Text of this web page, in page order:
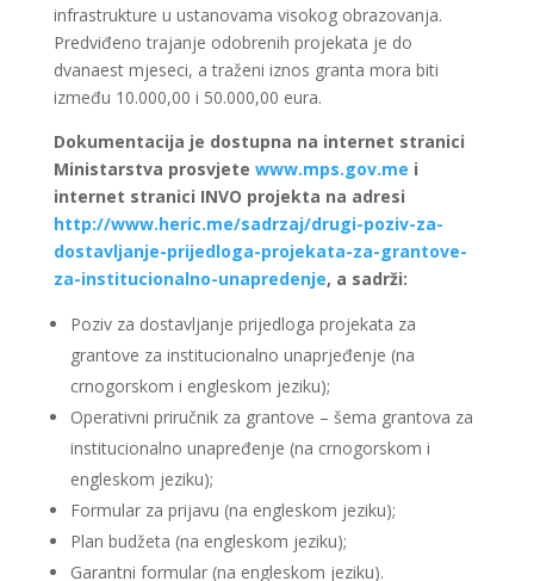
infrastrukture u ustanovama visokog obrazovanja.
Predviđeno trajanje odobrenih projekata je do
dvanaest mjeseci, a traženi iznos granta mora biti
između 10.000,00 i 50.000,00 eura.
Dokumentacija je dostupna na internet stranici
Ministarstva prosvjete www.mps.gov.me i
internet stranici INVO projekta na adresi
http://www.heric.me/sadrzaj/drugi-poziv-za-
dostavljanje-prijedloga-projekata-za-grantove-
za-institucionalno-unapredenje, a sadrži:
Poziv za dostavljanje prijedloga projekata za
grantove za institucionalno unaprjeđenje (na
crnogorskom i engleskom jeziku);
Operativni priručnik za grantove – šema grantova za
institucionalno unapređenje (na crnogorskom i
engleskom jeziku);
Formular za prijavu (na engleskom jeziku);
Plan budžeta (na engleskom jeziku);
Garantni formular (na engleskom jeziku).